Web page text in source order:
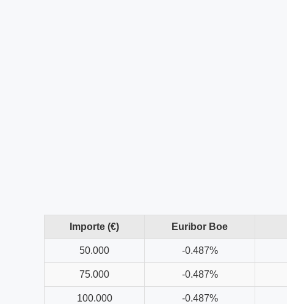
Importe (€) Euribor Boe
50.000 -0.487%
75.000 -0.487%
100.000 -0.487%